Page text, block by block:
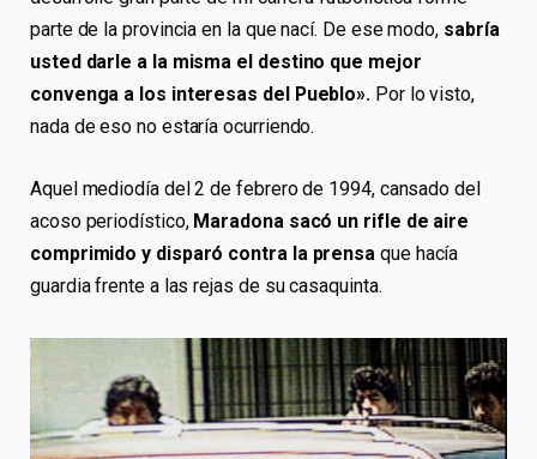
parte de la provincia en la que nací. De ese modo, sabría
usted darle a la misma el destino que mejor
convenga a los interesas del Pueblo». Por lo visto,
nada de eso no estaría ocurriendo.
Aquel mediodía del 2 de febrero de 1994, cansado del
acoso periodístico,Maradona sacó un rifle de aire
comprimido y disparó contra la prensa que hacía
guardia frente a las rejas de su casaquinta.